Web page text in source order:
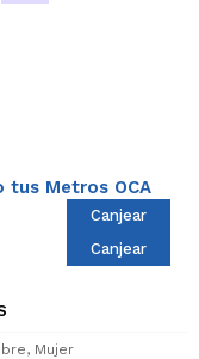
tus Metros OCA
Canjear
Canjear
Mujer